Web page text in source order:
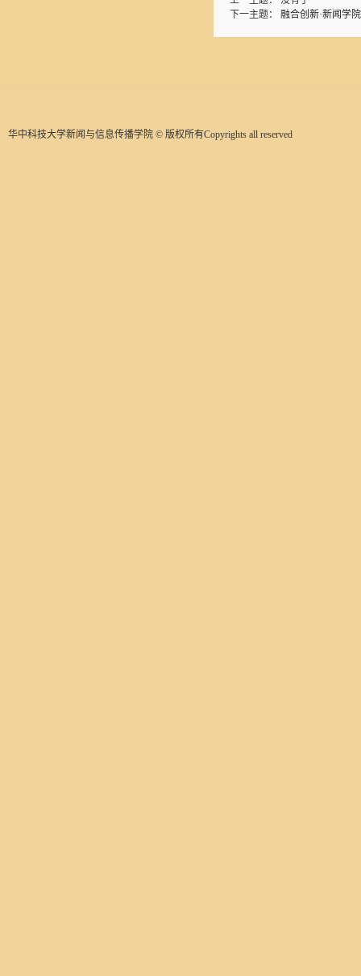
下一主题： 融合创新·新闻学
华中科技大学新闻与信息传播学院 © 版权所有Copyrights all reserved